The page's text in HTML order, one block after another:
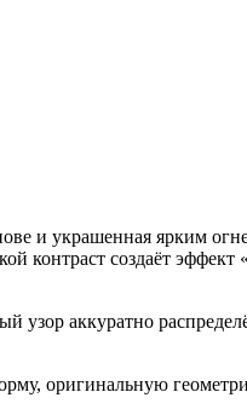
и украшенная ярким
контраст создаёт
аккуратно
оригинальную